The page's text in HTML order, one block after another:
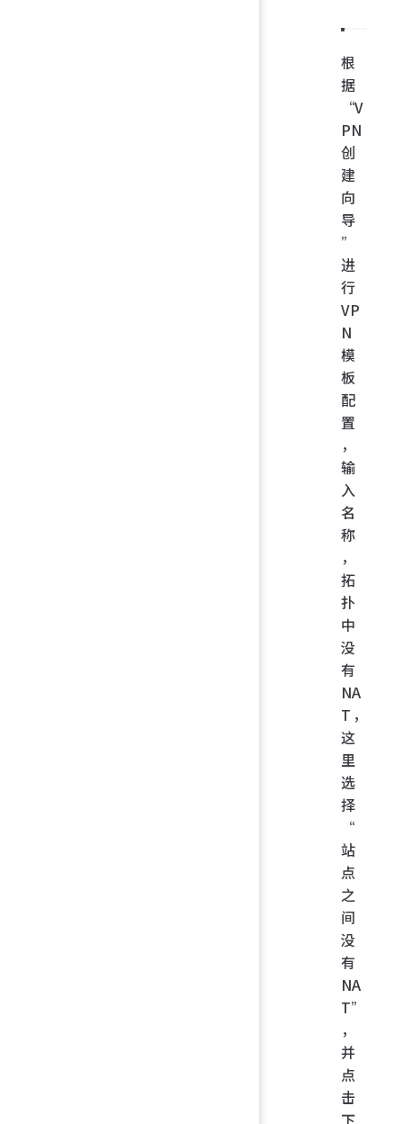
根
据
“V
PN
创
建
向
导
”
进
行
VP
N
模
板
配
置
，
输
入
名
称
，
拓
扑
中
没
有
NA
T，
这
里
选
择
“
站
点
之
间
没
有
NA
T”
，
并
点
击
下